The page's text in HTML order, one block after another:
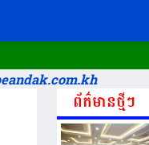
ព័ត៌មានថ្មីៗ